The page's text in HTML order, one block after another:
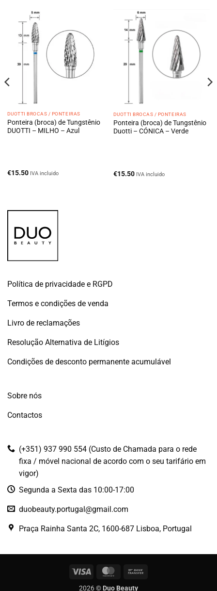
DUOTTI BROCAS / PONTEIRAS
Ponteira (broca) de Tungstênio
DUOTTI – MILHO – Azul
€15.50 IVA incluido
DUOTTI BROCAS / PONTEIRAS
Ponteira (broca) de Tungstênio
Duotti – CÓNICA – Verde
€15.50 IVA incluido
Política de privacidade e RGPD
Termos e condições de venda
Livro de reclamações
Resolução Alternativa de Litígios
Condições de desconto permanente acumulável
Sobre nós
Contactos
(+351) 937 990 554 (Custo de Chamada para o rede
fixa / móvel nacional de acordo com o seu tarifário em
vigor)
Segunda a Sexta das 10:00-17:00
duobeauty.portugal@gmail.com
Praça Rainha Santa 2C, 1600-687 Lisboa, Portugal
Visa MasterCard
2026 © Duo Beauty